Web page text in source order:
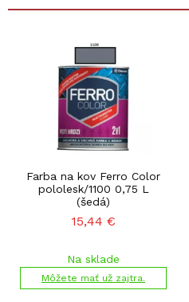
Farba na kov Ferro Color
pololesk/1100 0,75 L
(šedá)
15,44 €
Na sklade
Môžete mať už zajtra.